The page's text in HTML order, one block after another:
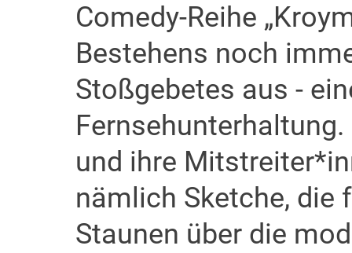
Comedy-Reihe
Bestehens noch
Stoßgebetes aus -
und ihre
nämlich Sketche, die
Staunen über die